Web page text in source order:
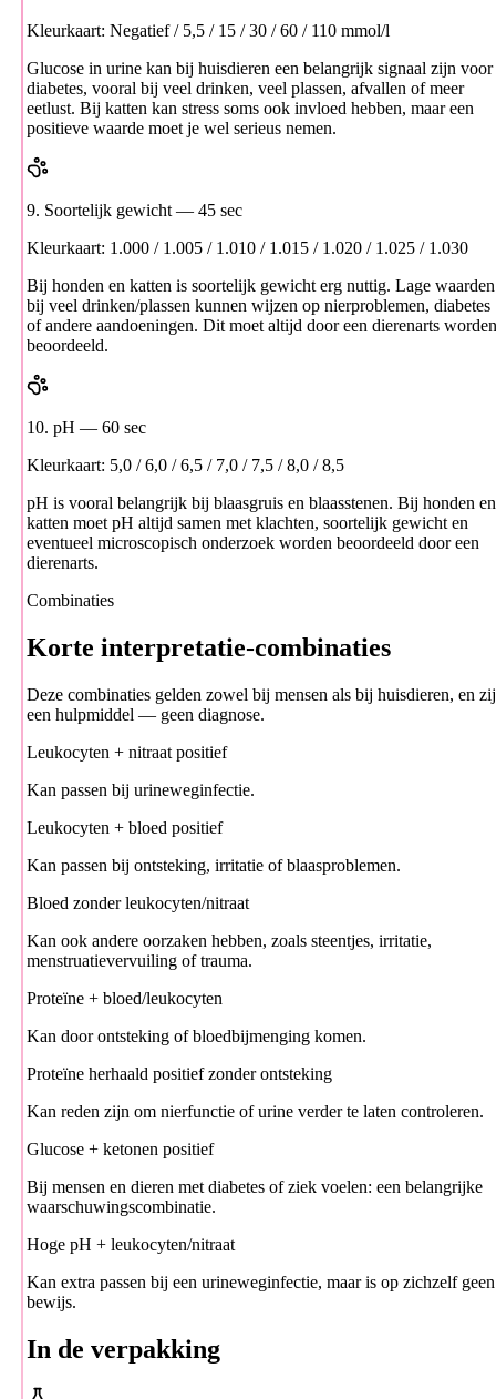
Kleurkaart: Negatief / 5,5 / 15 / 30 / 60 / 110 mmol/l
Glucose in urine kan bij huisdieren een belangrijk signaal zijn voor
diabetes, vooral bij veel drinken, veel plassen, afvallen of meer
eetlust. Bij katten kan stress soms ook invloed hebben, maar een
positieve waarde moet je wel serieus nemen.
9. Soortelijk gewicht — 45 sec
Kleurkaart: 1.000 / 1.005 / 1.010 / 1.015 / 1.020 / 1.025 / 1.030
Bij honden en katten is soortelijk gewicht erg nuttig. Lage waarden
bij veel drinken/plassen kunnen wijzen op nierproblemen, diabetes
of andere aandoeningen. Dit moet altijd door een dierenarts worden
beoordeeld.
10. pH — 60 sec
Kleurkaart: 5,0 / 6,0 / 6,5 / 7,0 / 7,5 / 8,0 / 8,5
pH is vooral belangrijk bij blaasgruis en blaasstenen. Bij honden en
katten moet pH altijd samen met klachten, soortelijk gewicht en
eventueel microscopisch onderzoek worden beoordeeld door een
dierenarts.
Combinaties
Korte interpretatie-combinaties
Deze combinaties gelden zowel bij mensen als bij huisdieren, en
een hulpmiddel — geen diagnose.
Leukocyten + nitraat positief
Kan passen bij urineweginfectie.
Leukocyten + bloed positief
Kan passen bij ontsteking, irritatie of blaasproblemen.
Bloed zonder leukocyten/nitraat
Kan ook andere oorzaken hebben, zoals steentjes, irritatie,
menstruatievervuiling of trauma.
Proteïne + bloed/leukocyten
Kan door ontsteking of bloedbijmenging komen.
Proteïne herhaald positief zonder ontsteking
Kan reden zijn om nierfunctie of urine verder te laten controleren.
Glucose + ketonen positief
Bij mensen en dieren met diabetes of ziek voelen: een belangrijke
waarschuwingscombinatie.
Hoge pH + leukocyten/nitraat
Kan extra passen bij een urineweginfectie, maar is op zichzelf geen
bewijs.
In de verpakking